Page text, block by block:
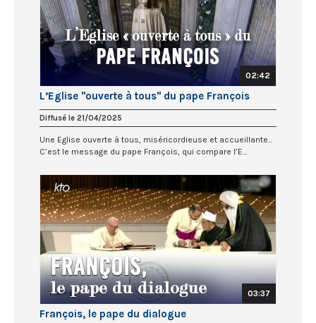
02:42
L’Eglise "ouverte à tous" du pape François
Diffusé le 21/04/2025
Une Eglise ouverte à tous, miséricordieuse et accueillante...
C’est le message du pape François, qui compare l’E...
03:37
François, le pape du dialogue